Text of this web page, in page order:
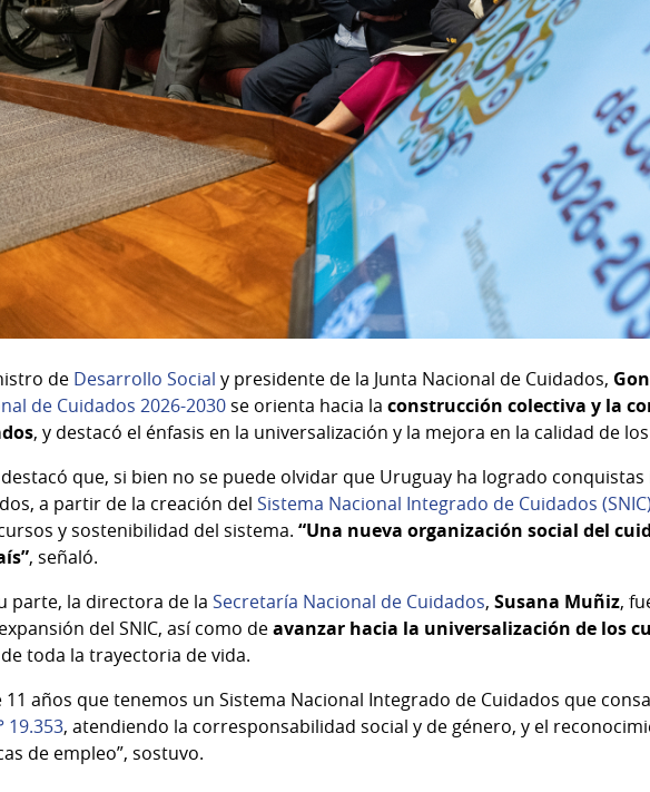
de Desarrollo Social y presidente de la Junta Nacional de Cuidados,
de Cuidados 2026-2030se orienta hacia la construcción colectiva y la
, y destacó el énfasis en la universalización y la mejora en la calidad de
destacó que, si bien no se puede olvidar que Uruguay ha logrado
a partir de la creación del Sistema Nacional Integrado de Cuidados (SNIC)
y sostenibilidad del sistema. “Una nueva organización social del
, señaló.
parte, la directora de la Secretaría Nacional de Cuidados, Susana Muñiz,
del SNIC, así como deavanzar hacia la universalización de los
toda la trayectoria de vida.
11 años que tenemos un Sistema Nacional Integrado de Cuidados que
19.353, atendiendo la corresponsabilidad social y de género, y el
de empleo”, sostuvo.